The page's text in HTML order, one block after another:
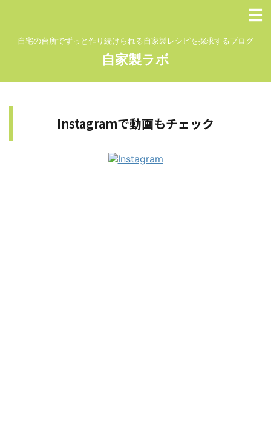
自宅の台所でずっと作り続けられる自家製レシピを探求するブログ
自家製ラボ
Instagramで動画もチェック